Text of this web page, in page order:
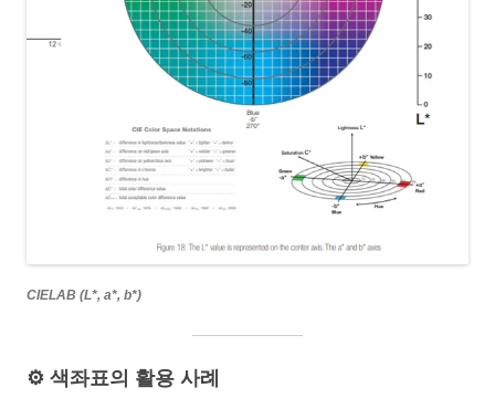
CIELAB (L*, a*, b*)
⚙️ 색좌표의 활용 사례